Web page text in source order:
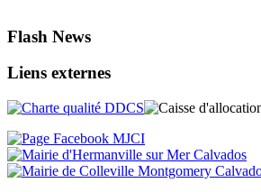
Flash News
Liens externes